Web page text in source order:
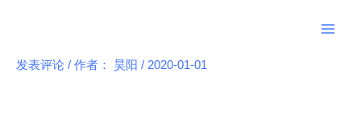
发表评论 / 作者： 昊阳 / 2020-01-01
Post